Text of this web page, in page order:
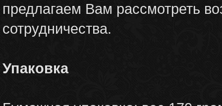
предлагаем Вам рассмотреть
сотрудничества.
Упаковка